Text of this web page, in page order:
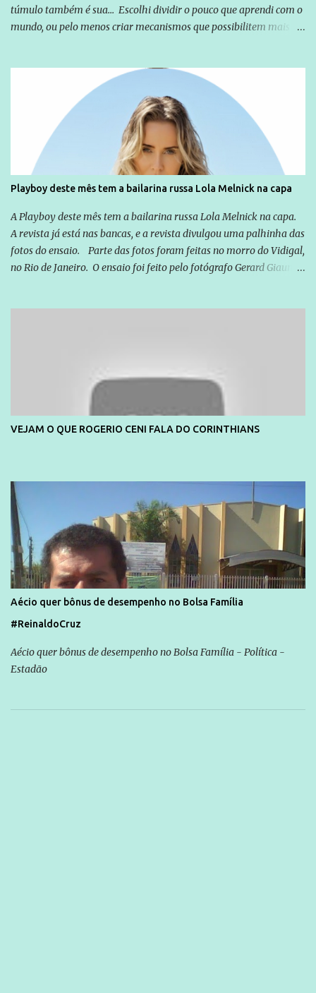
túmulo também é sua... Escolhi dividir o pouco que aprendi com o
mundo, ou pelo menos criar mecanismos que possibilitem mais e
empreendedor da comunicação, que além de informação
cotidiana, corriqueira e cada vez mais preocupantes, do tipo que
você já esta acostumado a ver neste espaço, vou trabalhar a ideia
que possibilite distribuir não só informações, mas que gere de
forma consistente a riqueza do conhecimento... Exemplo: o
cidadão brasileiro não precisa só ser informado sobre operações
da Lava Jato, Reformas que podem retirar ou não direitos, ou
quem vai ser preso ou não; é preciso levar até as pessoas, do mais
simples ao mais burguês, o que diz a nossa Constituição, quais são
seus direitos e deveres em ...
Playboy deste mês tem a bailarina russa Lola Melnick na capa
A Playboy deste mês tem a bailarina russa Lola Melnick na capa.
A revista já está nas bancas, e a revista divulgou uma palhinha das
fotos do ensaio. Parte das fotos foram feitas no morro do Vidigal,
no Rio de Janeiro. O ensaio foi feito pelo fotógrafo Gerard Giaume
VEJAM O QUE ROGERIO CENI FALA DO CORINTHIANS
Aécio quer bônus de desempenho no Bolsa Família
#ReinaldoCruz
Aécio quer bônus de desempenho no Bolsa Família - Política -
Estadão